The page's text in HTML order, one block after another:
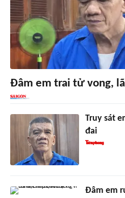
Đâm em trai tử vong,
Truy sát
đai
Đâm em